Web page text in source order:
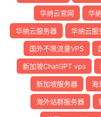
华纳云官网 华
华纳云服务器 华纳云服
国外不限流量VPS
新加坡ChatGPT vps
新加坡服务器 海
海外站群服务器